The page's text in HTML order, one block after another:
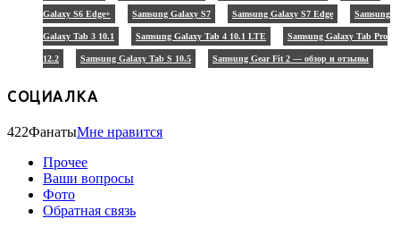
Galaxy S6 Edge+ Samsung Galaxy S7 Samsung Galaxy S7 Edge Samsung
Galaxy Tab 3 10.1 Samsung Galaxy Tab 4 10.1 LTE Samsung Galaxy Tab Pro
12.2 Samsung Galaxy Tab S 10.5 Samsung Gear Fit 2 — обзор и отзывы
СОЦИАЛКА
422ФанатыМне нравится
Прочее
Ваши вопросы
Фото
Обратная связь